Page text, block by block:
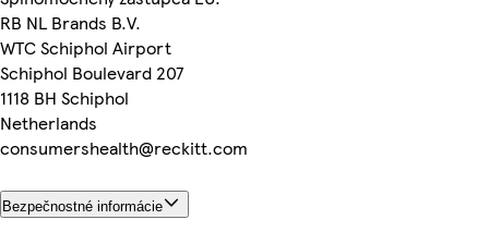
RB NL Brands B.V.
WTC Schiphol Airport
Schiphol Boulevard 207
1118 BH Schiphol
Netherlands
consumershealth@reckitt.com
Bezpečnostné informácie